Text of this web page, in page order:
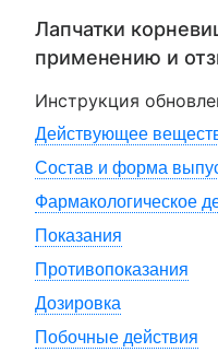
Лапчатки
применению и
Инструкция
Действующее
Состав и форма
Фармакологическое
Показания
Противопоказания
Дозировка
Побочные действия